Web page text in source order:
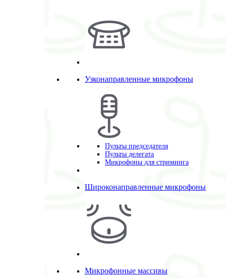
Узконаправленные микрофоны
Пульты председателя
Пульты делегата
Микрофоны для стриминга
Широконаправленные микрофоны
Микрофонные массивы